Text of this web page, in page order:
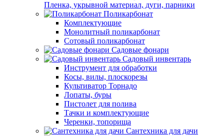
Пленка, укрывной материал, дуги, парники
Поликарбонат
Комплектующие
Монолитный поликарбонат
Сотовый поликарбонат
Садовые фонари
Садовый инвентарь
Инструмент для обработки
Косы, вилы, плоскорезы
Культиватор Торнадо
Лопаты, буры
Пистолет для полива
Тачки и комплектующие
Черенки, топорища
Сантехника для дачи